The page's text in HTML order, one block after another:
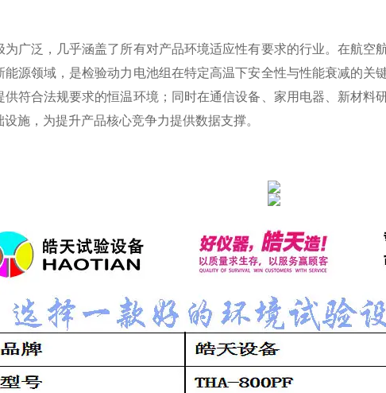
为广泛，几乎涵盖了所有对产品环境适应性有要求的行业。在航空
能源领域，是检验动力电池组在特定高温下安全性与性能衰减的关
供符合法规要求的恒温环境；同时在通信设备、家用电器、新材料
施，为提升产品核心竞争力提供数据支撑。